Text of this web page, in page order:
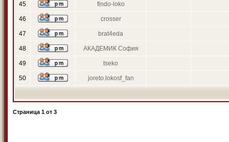
45 findo-loko
46 crosser
47 brat4eda
48 АКАДЕМИК София
49 tseko
50 joreto.lokosf_fan
Страница 1 от 3